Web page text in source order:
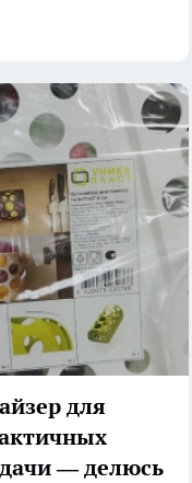
для
— делюсь